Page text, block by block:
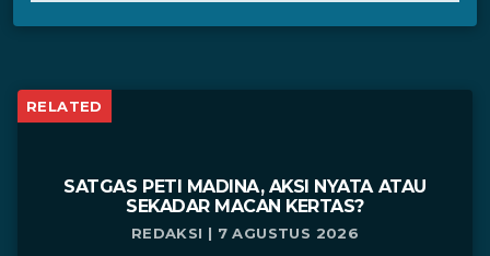
RELATED
SATGAS PETI MADINA, AKSI NYATA ATAU
SEKADAR MACAN KERTAS?
REDAKSI | 7 AGUSTUS 2026